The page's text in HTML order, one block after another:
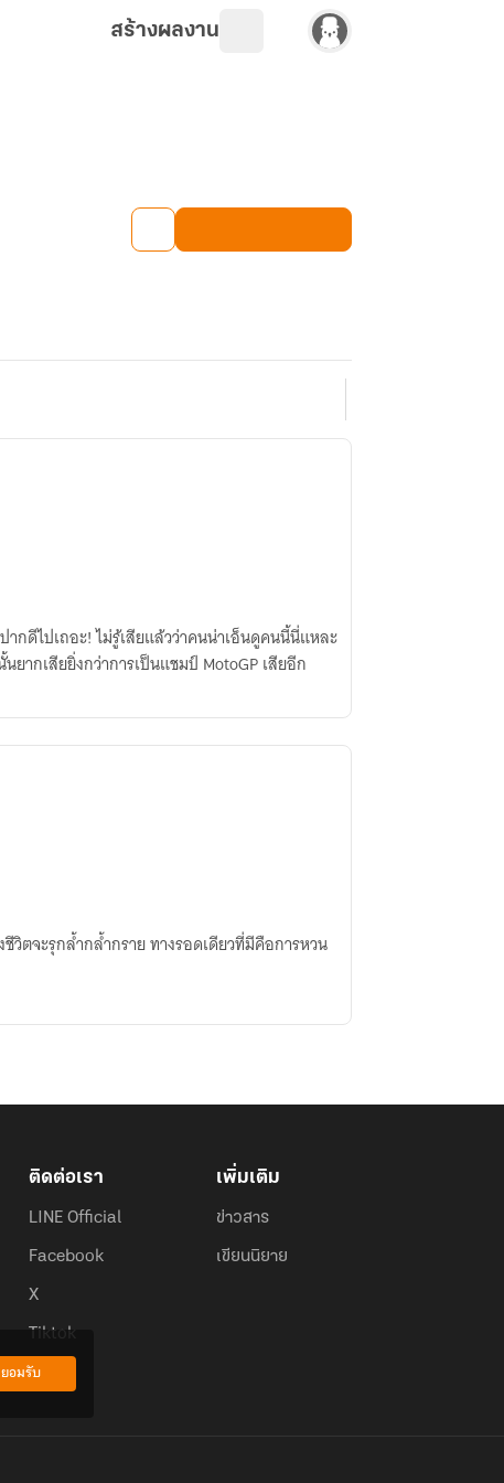
สร้างผลงาน
ยากเสียยิ่งกว่าการเป็นแชมป์ MotoGP เสียอีก
วิตจะรุกล้ำกล้ำกราย ทางรอดเดียวที่มีคือการหวน
ติดต่อเรา
LINE Official
Facebook
X
Tiktok
เพิ่มเติม
ข่าวสาร
เขียนนิยาย
ยอมรับ